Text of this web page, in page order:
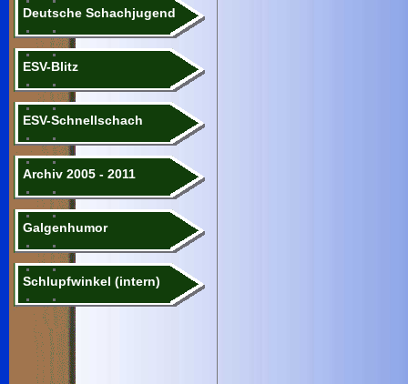
Deutsche Schachjugend
ESV-Blitz
ESV-Schnellschach
Archiv 2005 - 2011
Galgenhumor
Schlupfwinkel (intern)